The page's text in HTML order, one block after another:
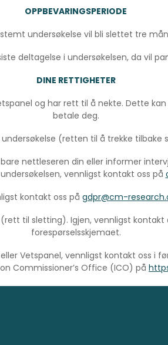
OPPBEVARINGSPERIODE
undersøkelse vil bli slettet tre
deltagelse i undersøkelsen, da vil
DINE RETTIGHETER
og har rett til å nekte. Dette
betale deg.
(retten til å trekke tilbake
nettleseren din eller informer
vennligst kontakt oss på
kontakt oss på gdpr@cm-
til sletting). Igjen, vennligst kontakt
forespørselsskjemaet.
Vetspanel, vennligst kontakt oss i
Commissioner’s Office (ICO) på